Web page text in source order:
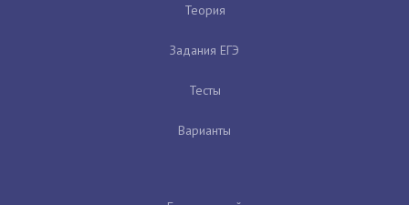
Теория
Задания ЕГЭ
Тесты
Варианты